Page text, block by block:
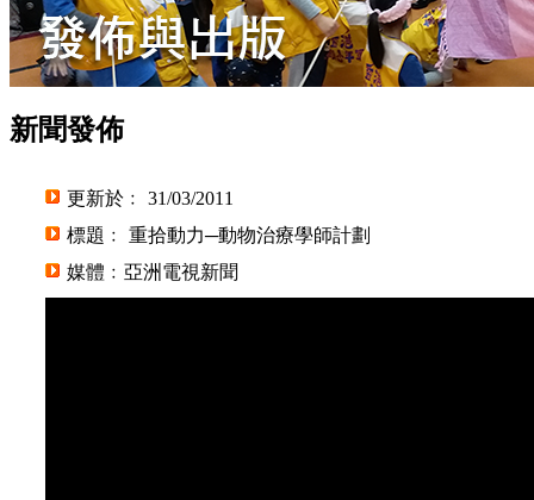
新聞發佈
更新於﹕ 31/03/2011
標題﹕ 重拾動力─動物治療學師計劃
媒體﹕亞洲電視新聞